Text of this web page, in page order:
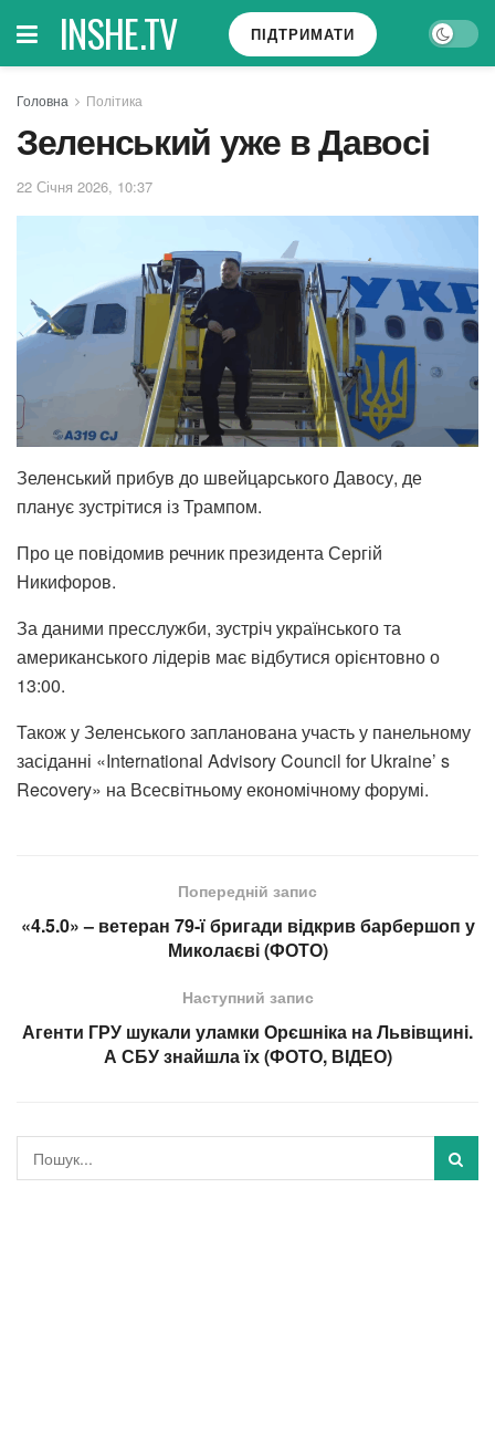
INSHE.TV ПІДТРИМАТИ
Головна Політика
Зеленський уже в Давосі
22 Січня 2026, 10:37
Зеленський прибув до швейцарського Давосу, де
планує зустрітися із Трампом.
Про це повідомив речник президента Сергій
Никифоров.
За даними пресслужби, зустріч українського та
американського лідерів має відбутися орієнтовно о
13:00.
Також у Зеленського запланована участь у панельному
засіданні «International Advisory Council for Ukraine’ s
Recovery» на Всесвітньому економічному форумі.
Попередній запис
«4.5.0» – ветеран 79-ї бригади відкрив барбершоп у
Миколаєві (ФОТО)
Наступний запис
Агенти ГРУ шукали уламки Орєшніка на Львівщині.
А СБУ знайшла їх (ФОТО, ВІДЕО)